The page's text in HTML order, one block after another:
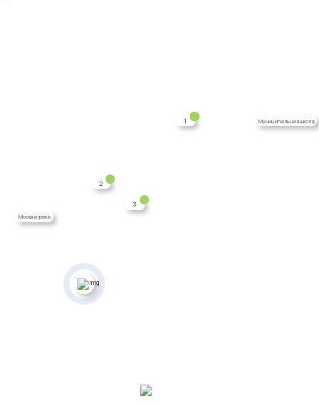
Москва-река
Муниципальная школа
2
1
3